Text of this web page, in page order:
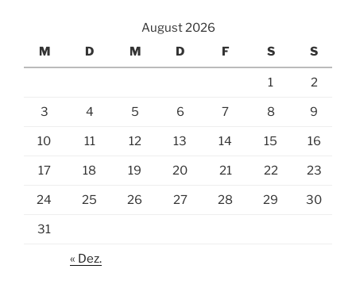
Relegationsspiel
den
August 2026
M
D M D F S S
1 2
3 4 5 6 7 8 9
10 11 12 13 14 15 16
17 18 19 20 21 22 23
24 25 26 27 28 29 30
31
« Dez.